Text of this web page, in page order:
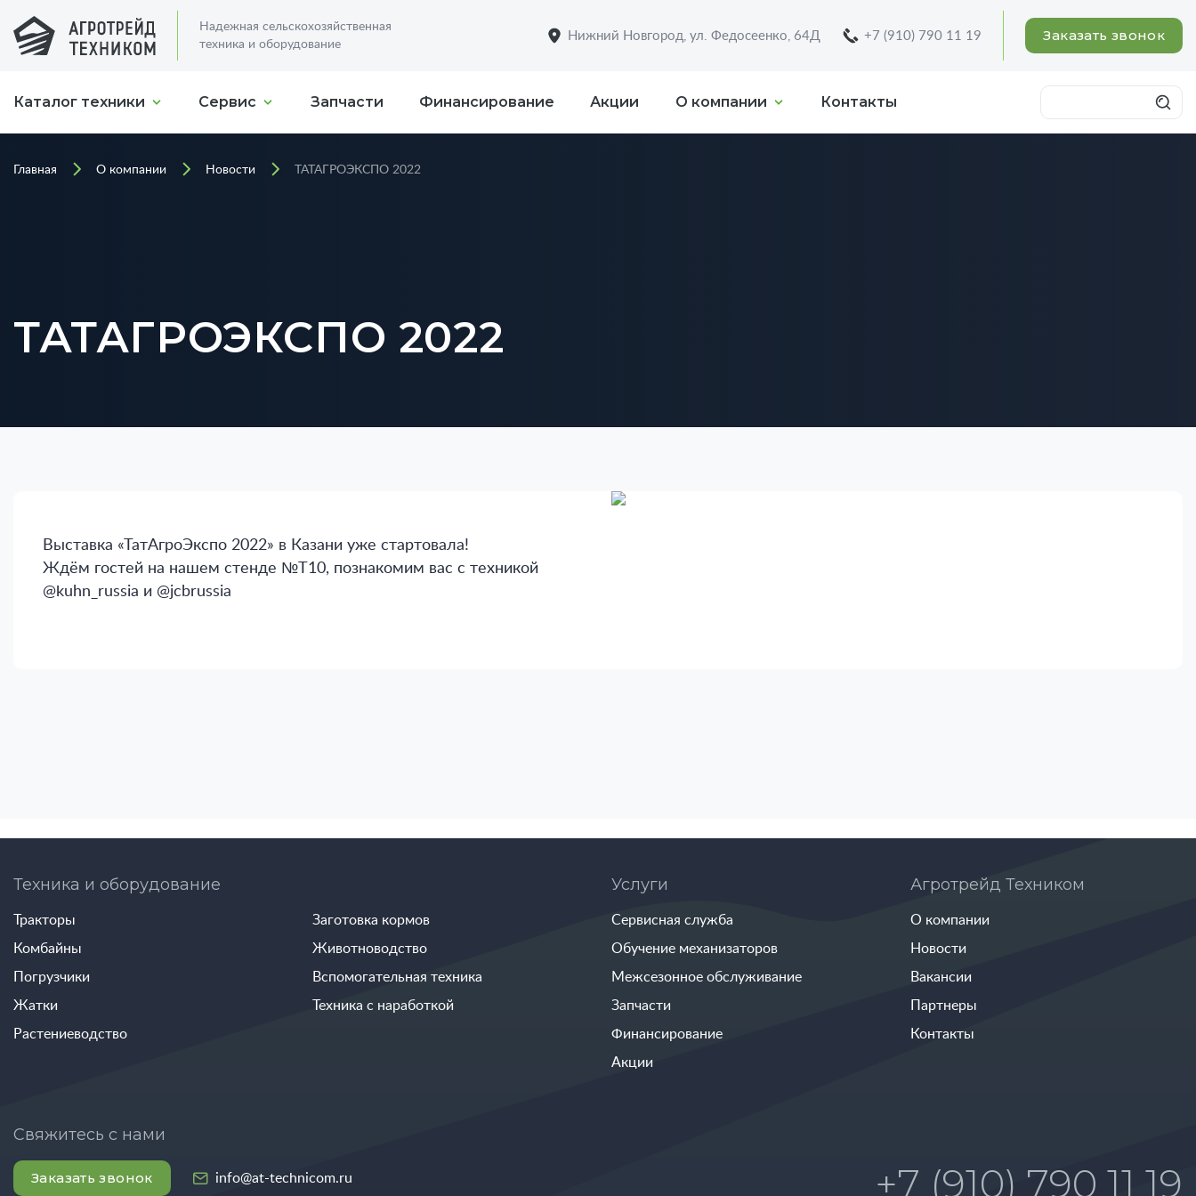
Надежная сельскохозяйственная
техника и оборудование
Нижний Новгород, ул. Федосеенко, 64Д +7 (910) 790 11 19 Заказать звонок
Каталог техники Сервис Запчасти Финансирование Акции О компании Контакты
Главная О компании Новости ТАТАГРОЭКСПО 2022
ТАТАГРОЭКСПО 2022
Выставка «ТатАгроЭкспо 2022» в Казани уже стартовала!
Ждём гостей на нашем стенде №Т10, познакомим вас с техникой
@kuhn_russia и @jcbrussia
Техника и оборудование
Тракторы
Комбайны
Погрузчики
Жатки
Растениеводство
Заготовка кормов
Животноводство
Вспомогательная техника
Техника с наработкой
Услуги
Сервисная служба
Обучение механизаторов
Межсезонное обслуживание
Запчасти
Финансирование
Акции
Агротрейд Техником
О компании
Новости
Вакансии
Партнеры
Контакты
Свяжитесь с нами
Заказать звонок info@at-technicom.ru +7 (910) 790 11 19